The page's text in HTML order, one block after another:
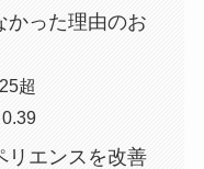
かった理由のお
超
リエンスを改善